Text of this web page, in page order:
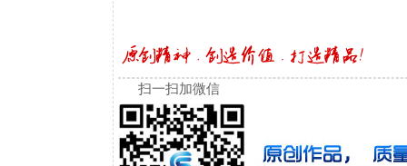
扫一扫加微信